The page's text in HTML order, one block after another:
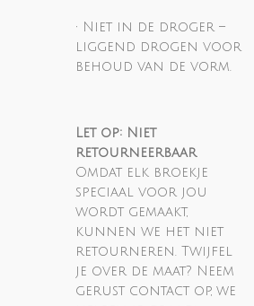
• Niet in de droger –
liggend drogen voor
behoud van de vorm.
Let op: Niet
retourneerbaar
Omdat elk broekje
speciaal voor jou
wordt gemaakt,
kunnen we het niet
retourneren. Twijfel
je over de maat? Neem
gerust contact op, we